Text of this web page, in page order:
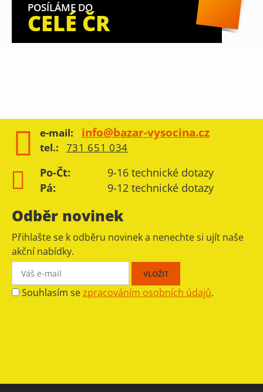
POSÍLÁME DO
CELÉ ČR
e-mail: info@bazar-vysocina.cz
tel.: 731 651 034
Po-Čt:
9-16 technické dotazy
Pá:
9-12 technické dotazy
Odběr novinek
Přihlašte se k odběru novinek a nenechte si ujít naše
akční nabídky.
Souhlasím sezpracováním osobních údajů.